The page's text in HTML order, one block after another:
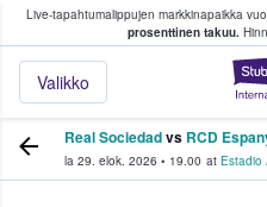
Live-tapahtumalippujen markkinapaikka
prosenttinen takuu.
Valikko
fanit ostavat ja
Real Sociedadvs RCD
la 29. elok. 2026 • 19.00 at Estadio